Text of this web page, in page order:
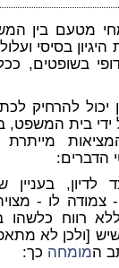
מטעם בין
היגיון בסיסי
בשופטים,
יכול להרחיק לכת
בית המשפט,
הדברים:
לדיון, בעניין
צמודה לו -
רווח כלשהו
[ולכן לא
המומחה כך: